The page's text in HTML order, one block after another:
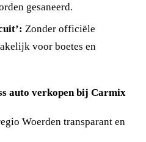
gesaneerd.
Zonder officiële
voor boetes en
auto verkopen bij Carmix
Woerden transparant en